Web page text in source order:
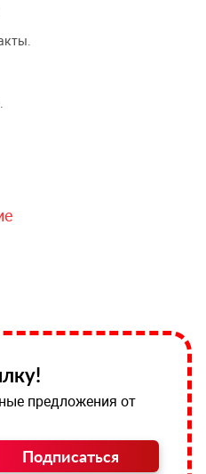
предложения от
Подписаться